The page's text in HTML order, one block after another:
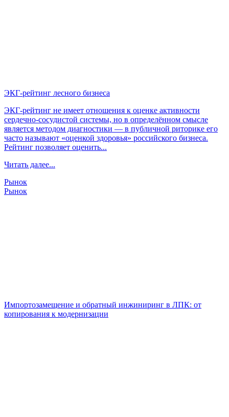
ЭКГ-рейтинг лесного бизнеса
ЭКГ-рейтинг не имеет отношения к оценке активности
сердечно-сосудистой системы, но в определённом смысле
является методом диагностики — в публичной риторике его
часто называют «оценкой здоровья» российского бизнеса.
Рейтинг позволяет оценить...
Читать далее...
Рынок
Рынок
Импортозамещение и обратный инжиниринг в ЛПК: от
копирования к модернизации